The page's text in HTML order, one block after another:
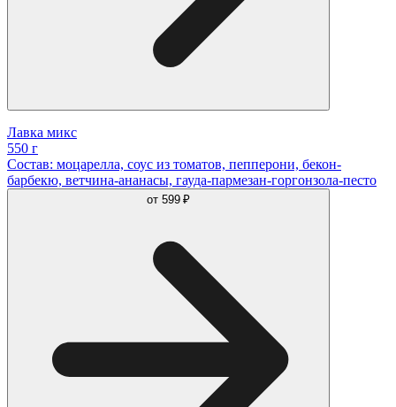
Лавка микс
550 г
Состав: моцарелла, соус из томатов, пепперони, бекон-
барбекю, ветчина-ананасы, гауда-пармезан-горгонзола-песто
от 599 ₽